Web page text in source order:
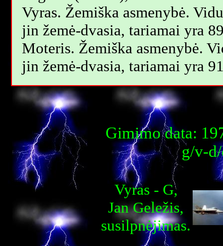
Vyras. Žemiška asmenybė.
jin žemė-dvasia, tariamai yra
Moteris. Žemiška asmenybė.
jin žemė-dvasia, tariamai yra
Gimimo data:
g/v-
Vyras - G,
Jan Geležis,
susilpnėjimas.